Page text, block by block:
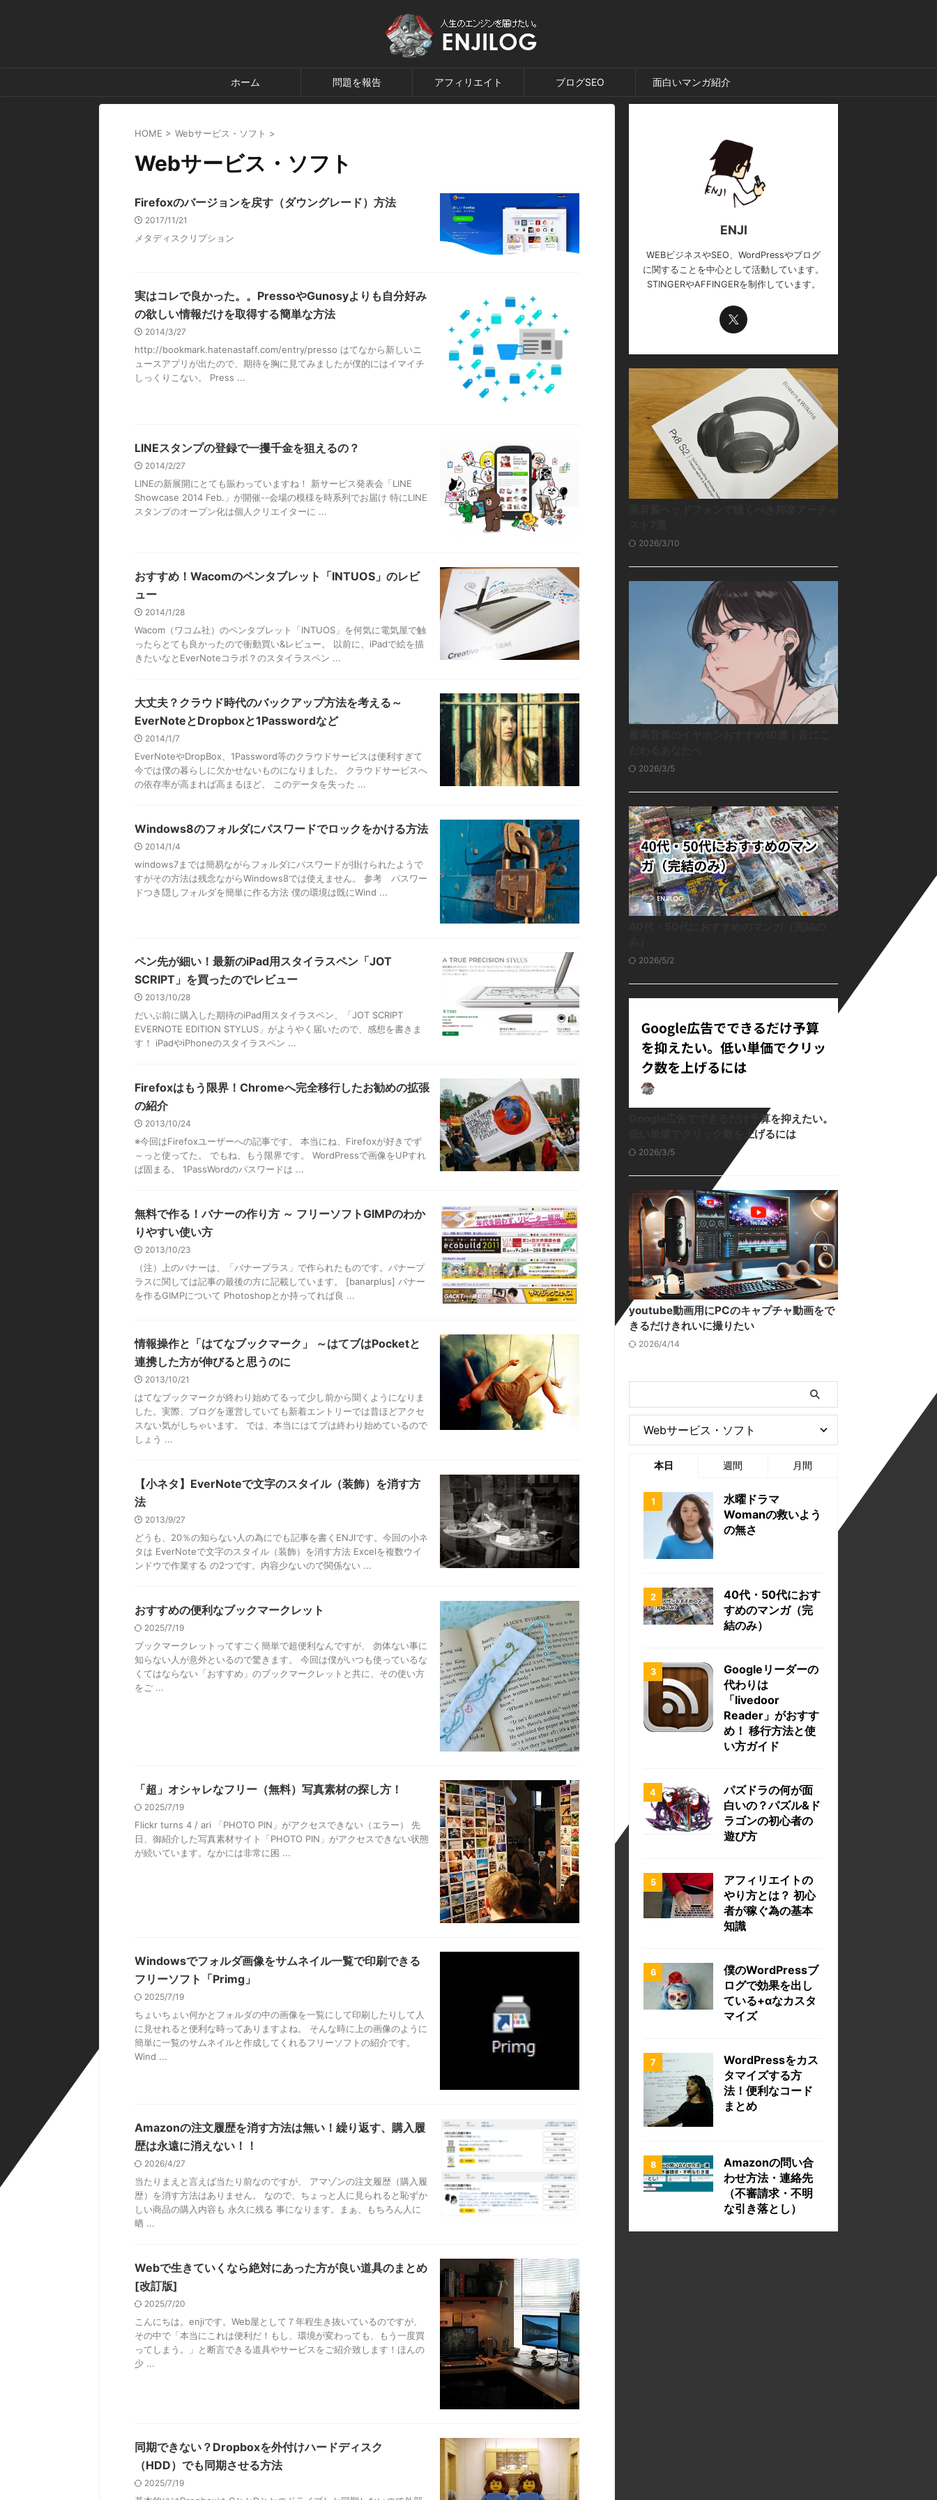
ホーム 問題を報告 アフィリエイト ブログSEO 面白いマンガ紹介
HOME > Webサービス・ソフト >
Webサービス・ソフト
Firefoxのバージョンを戻す（ダウングレード）方法
2017/11/21
メタディスクリプション
実はコレで良かった。。PressoやGunosyよりも自分好み
の欲しい情報だけを取得する簡単な方法
2014/3/27
http://bookmark.hatenastaff.com/entry/presso はてなから新しいニ
ュースアプリが出たので、期待を胸に見てみましたが僕的にはイマイチ
しっくりこない。 Press ...
LINEスタンプの登録で一攫千金を狙えるの？
2014/2/27
LINEの新展開にとても賑わっていますね！ 新サービス発表会「LINE
Showcase 2014 Feb.」が開催--会場の模様を時系列でお届け 特にLINE
スタンプのオープン化は個人クリエイターに ...
おすすめ！Wacomのペンタブレット「INTUOS」のレビ
ュー
2014/1/28
Wacom（ワコム社）のペンタブレット「INTUOS」を何気に電気屋で触
ったらとても良かったので衝動買い&レビュー。 以前に、iPadで絵を描
きたいなとEverNoteコラボ？のスタイラスペン ...
大丈夫？クラウド時代のバックアップ方法を考える～
EverNoteとDropboxと1Passwordなど
2014/1/7
EverNoteやDropBox、1Password等のクラウドサービスは便利すぎて
今では僕の暮らしに欠かせないものになりました。 クラウドサービスへ
の依存率が高まれば高まるほど、 このデータを失った ...
Windows8のフォルダにパスワードでロックをかける方法
2014/1/4
windows7までは簡易ながらフォルダにパスワードが掛けられたようで
すがその方法は残念ながらWindows8では使えません。 参考 パスワー
ドつき隠しフォルダを簡単に作る方法 僕の環境は既にWind ...
ペン先が細い！最新のiPad用スタイラスペン「JOT
SCRIPT」を買ったのでレビュー
2013/10/28
だいぶ前に購入した期待のiPad用スタイラスペン、「JOT SCRIPT
EVERNOTE EDITION STYLUS」がようやく届いたので、感想を書きま
す！ iPadやiPhoneのスタイラスペン ...
Firefoxはもう限界！Chromeへ完全移行したお勧めの拡張
の紹介
2013/10/24
※今回はFirefoxユーザーへの記事です。 本当にね、Firefoxが好きでず
～っと使ってた。 でもね、もう限界です。 WordPressで画像をUPすれ
ば固まる。 1PassWordのパスワードは ...
無料で作る！バナーの作り方 ～ フリーソフトGIMPのわか
りやすい使い方
2013/10/23
（注）上のバナーは、「バナープラス」で作られたものです。バナープ
ラスに関しては記事の最後の方に記載しています。 [banarplus] バナー
を作るGIMPについて Photoshopとか持ってれば良 ...
情報操作と「はてなブックマーク」 ～はてブはPocketと
連携した方が伸びると思うのに
2013/10/21
はてなブックマークが終わり始めてるって少し前から聞くようになりま
した。実際、ブログを運営していても新着エントリーでは昔ほどアクセ
スない気がしちゃいます。 では、本当にはてブは終わり始めているので
しょう ...
【小ネタ】EverNoteで文字のスタイル（装飾）を消す方
法
2013/9/27
どうも、20％の知らない人の為にでも記事を書くENJIです。今回の小ネ
タは EverNoteで文字のスタイル（装飾）を消す方法 Excelを複数ウイ
ンドウで作業する の2つです。内容少ないので関係ない ...
おすすめの便利なブックマークレット
2025/7/19
ブックマークレットってすごく簡単で超便利なんですが、 勿体ない事に
知らない人が意外といるので驚きます。 今回は僕がいつも使っているな
くてはならない「おすすめ」のブックマークレットと共に、その使い方
をご ...
「超」オシャレなフリー（無料）写真素材の探し方！
2025/7/19
Flickr turns 4 / ari 「PHOTO PIN」がアクセスできない（エラー） 先
日、御紹介した写真素材サイト「PHOTO PIN」がアクセスできない状態
が続いています。なかには非常に困 ...
Windowsでフォルダ画像をサムネイル一覧で印刷できる
フリーソフト「Primg」
2025/7/19
ちょいちょい何かとフォルダの中の画像を一覧にして印刷したりして人
に見せれると便利な時ってありますよね。 そんな時に上の画像のように
簡単に一覧のサムネイルと作成してくれるフリーソフトの紹介です。
Wind ...
Amazonの注文履歴を消す方法は無い！繰り返す、購入履
歴は永遠に消えない！！
2026/4/27
当たりまえと言えば当たり前なのですが、 アマゾンの注文履歴（購入履
歴）を消す方法はありません。 なので、ちょっと人に見られると恥ずか
しい商品の購入内容も 永久に残る 事になります。まぁ、もちろん人に
晒 ...
Webで生きていくなら絶対にあった方が良い道具のまとめ
[改訂版]
2025/7/20
こんにちは。enjiです。Web屋として７年程生き抜いているのですが、
その中で「本当にこれは便利だ！もし、環境が変わっても、もう一度買
ってしまう。」と断言できる道具やサービスをご紹介致します！ほんの
少 ...
同期できない？Dropboxを外付けハードディスク
（HDD）でも同期させる方法
2025/7/19
ENJI
WEBビジネスやSEO、WordPressやブログ
に関することを中心として活動しています。
STINGERやAFFINGERを制作しています。
2026/3/10
2026/3/5
2026/5/2
Google広告でできるだけ予算を抑えたい。
低い単価でクリック数を上げるには
2026/3/5
youtube動画用にPCのキャプチャ動画をで
きるだけきれいに撮りたい
2026/4/14
本日 週間 月間
水曜ドラマ
Womanの救いよう
の無さ
40代・50代におす
すめのマンガ（完
結のみ）
Googleリーダーの
代わりは
「livedoor
Reader」がおすす
め！ 移行方法と使
い方ガイド
パズドラの何が面
白いの？パズル&ド
ラゴンの初心者の
遊び方
アフィリエイトの
やり方とは？ 初心
者が稼ぐ為の基本
知識
僕のWordPressブ
ログで効果を出し
ている+αなカスタ
マイズ
WordPressをカス
タマイズする方
法！便利なコード
まとめ
Amazonの問い合
わせ方法・連絡先
（不審請求・不明
な引き落とし）